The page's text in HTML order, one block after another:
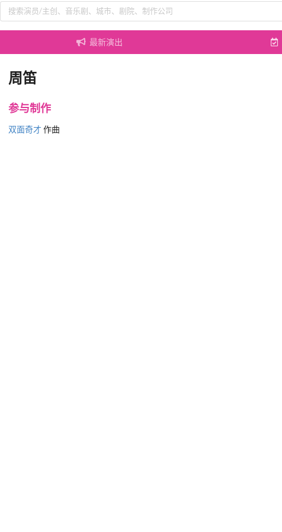
最新演出
周笛
参与制作
双面奇才 作曲